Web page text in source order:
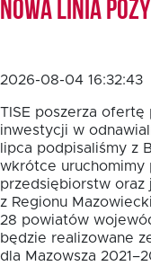
Nowa linia
2026-08-04 16:32:43
TISE poszerza
inwestycji w
lipca podpisaliśmy z
wkrótce uruchomimy
przedsiębiorstw oraz
z Regionu
28 powiatów
będzie realizowane
dla Mazowsza